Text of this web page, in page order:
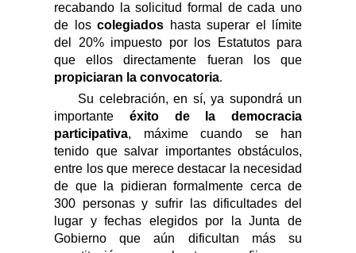
recabando la solicitud formal de cada uno
de los colegiados hasta superar el límite
del 20% impuesto por los Estatutos para
que ellos directamente fueran los que
propiciaran la convocatoria.
Su celebración, en sí, ya supondrá un
importante éxito de la democracia
participativa, máxime cuando se han
tenido que salvar importantes obstáculos,
entre los que merece destacar la necesidad
de que la pidieran formalmente cercade
300 personas y sufrir las dificultades del
lugar y fechas elegidos por la Junta de
Gobierno que aún dificultan más su